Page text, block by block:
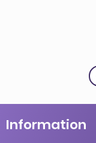
Information